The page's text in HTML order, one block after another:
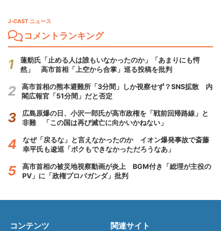
J-CAST ニュース
コメントランキング
蓮舫氏「止める人は誰もいなかったのか」「あまりにも愕
然」 高市首相「上空から合掌」巡る投稿を批判
高市首相の熊本避難所「3分間」しか視察せず？SNS拡散 内
閣広報官「51分間」だと否定
広島原爆の日、小沢一郎氏が高市政権を「戦前回帰路線」と
非難 「この国は再び滅亡に向かいかねない」
なぜ「戻るな」と言えなかったのか イオン爆発事故で斎藤
幸平氏も逡巡「ボクもできなかっただろうなあ」
高市首相の被災地視察動画が炎上 BGM付き「総理が主役の
PV」に「政権プロパガンダ」批判
コンテンツ 関連サイト